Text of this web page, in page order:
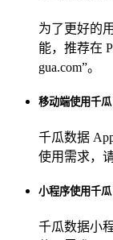
为了更好的
能，推荐在
gua.com”。
移动端使用千瓜
千瓜数据
使用需求，
小程序使用千瓜
千瓜数据小